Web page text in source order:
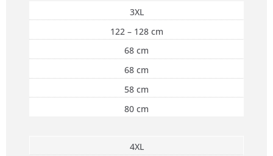
3XL
122 – 128 cm
68 cm
68 cm
58 cm
80 cm
4XL